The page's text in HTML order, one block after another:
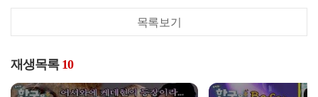
목록보기
재생목록 10